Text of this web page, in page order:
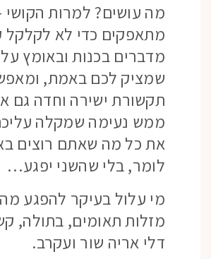
מה עושים? למרות הקושי
מתאפקים כדי לא לקלקל
מדברים בכנות ובאומץ
שמציק לכם באמת,
תקשורת ישירה וחדה גם
ממש נעימה שמקלה
את כל מה שאתם רוצים
לומר, בלי שהשני יפגע…
מי עלול בעיקר להפגע
מזלות תאומים, בתולה,
דלי אריה שור ועקרב.